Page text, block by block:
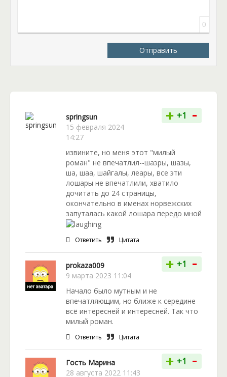
показались белые крылья. И вот она оказывается в
новом мире, где холодно и снежно, а опасность
подстерегает на каждом шагу. Остается только
0
Отправить
springsun
15 февраля 2024
14:27
+ +1 -
извините, но меня этот "милый
роман" не впечатлил--шаэры, шазы,
ша, шаа, шайгалы, леары, все эти
лошары не впечатлили, хватило
дочитать до 24 страницы,
окончательно в именах норвежских
запуталась какой лошара передо мной
Ответить Цитата
prokaza009
9 марта 2023 11:04
+ +1 -
Начало было мутным и не
впечатляющим, но ближе к середине
всё интересней и интересней. Так что
милый роман.
Ответить Цитата
Гость Марина
28 августа 2022 11:43
+ +1 -